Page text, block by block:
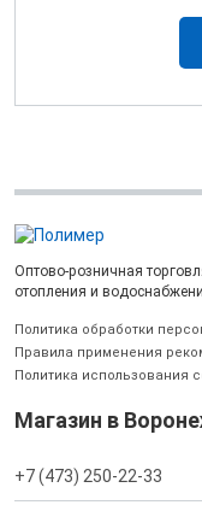
Оптово-розничная
отопления и
Политика обработки
Правила применения
Политика использования
Магазин в
+7 (473) 250-22-33